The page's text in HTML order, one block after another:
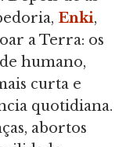
Enki,
a Terra: os
humano,
curta e
quotidiana.
abortos